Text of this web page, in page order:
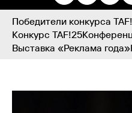
Победители конкурса
Конкурс TAF!25
Выставка «Реклама года»